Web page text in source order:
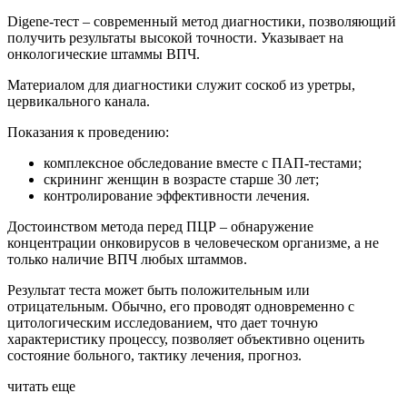
Digene-тест – современный метод диагностики, позволяющий
получить результаты высокой точности. Указывает на
онкологические штаммы ВПЧ.
Материалом для диагностики служит соскоб из уретры,
цервикального канала.
Показания к проведению:
комплексное обследование вместе с ПАП-тестами;
скрининг женщин в возрасте старше 30 лет;
контролирование эффективности лечения.
Достоинством метода перед ПЦР – обнаружение
концентрации онковирусов в человеческом организме, а не
только наличие ВПЧ любых штаммов.
Результат теста может быть положительным или
отрицательным. Обычно, его проводят одновременно с
цитологическим исследованием, что дает точную
характеристику процессу, позволяет объективно оценить
состояние больного, тактику лечения, прогноз.
читать еще